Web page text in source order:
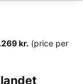
kr. (price per